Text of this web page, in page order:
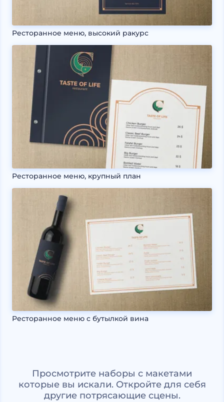
Ресторанное меню, высокий ракурс
Ресторанное меню, крупный план
Ресторанное меню с бутылкой вина
Просмотрите наборы с макетами
которые вы искали. Откройте для себя
другие потрясающие сцены.